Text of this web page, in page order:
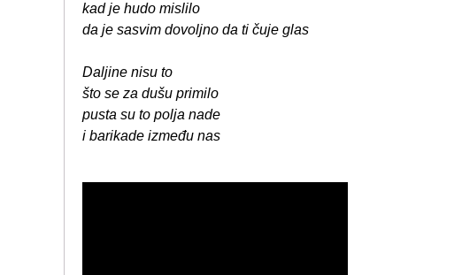
kad je hudo mislilo
da je sasvim dovoljno da ti čuje glas
Daljine nisu to
što se za dušu primilo
pusta su to polja nade
i barikade između nas